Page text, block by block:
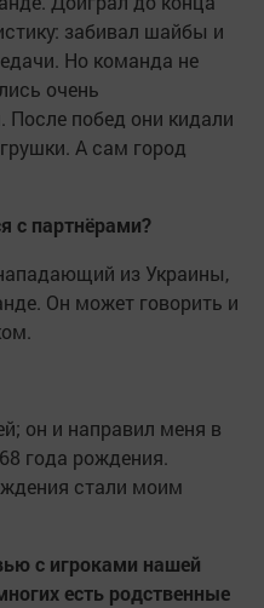
забивал шайбы и
Но команда не
очень
побед они кидали
А сам город
с партнёрами?
из Украины,
Он может говорить и
он и направил меня в
года рождения.
стали моим
с игроками нашей
есть родственные